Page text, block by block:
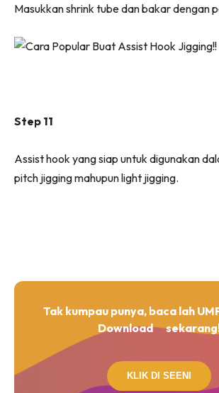
Masukkan shrink tube dan bakar dengan
Step 11
Assist hook yang siap untuk digunakan
pitch jigging mahupun light jigging.
Tak kumpau punya, baca lah
Download
KLIK DI SEENI